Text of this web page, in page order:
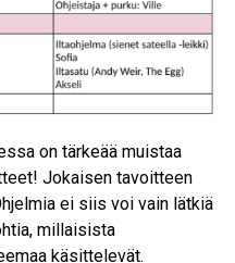
on tärkeää muistaa
Jokaisen tavoitteen
ei siis voi vain lätkiä
millaisista
käsittelevät.